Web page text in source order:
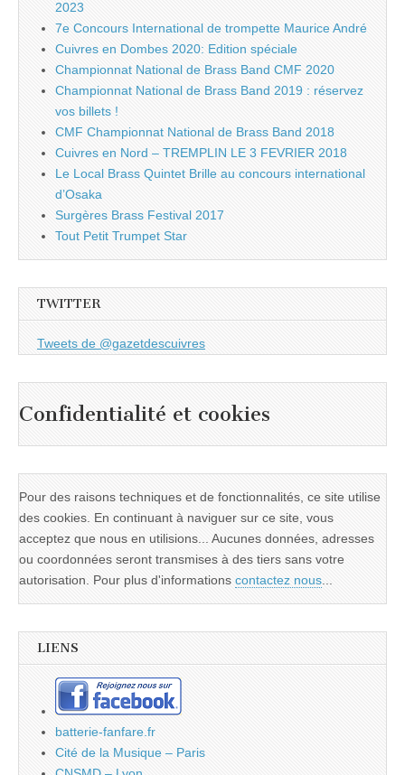
2023
7e Concours International de trompette Maurice André
Cuivres en Dombes 2020: Edition spéciale
Championnat National de Brass Band CMF 2020
Championnat National de Brass Band 2019 : réservez
vos billets !
CMF Championnat National de Brass Band 2018
Cuivres en Nord – TREMPLIN LE 3 FEVRIER 2018
Le Local Brass Quintet Brille au concours international
d’Osaka
Surgères Brass Festival 2017
Tout Petit Trumpet Star
TWITTER
Tweets de @gazetdescuivres
Confidentialité et cookies
Pour des raisons techniques et de fonctionnalités, ce site utilise
des cookies. En continuant à naviguer sur ce site, vous
acceptez que nous en utilisions... Aucunes données, adresses
ou coordonnées seront transmises à des tiers sans votre
autorisation. Pour plus d'informations contactez nous...
LIENS
batterie-fanfare.fr
Cité de la Musique – Paris